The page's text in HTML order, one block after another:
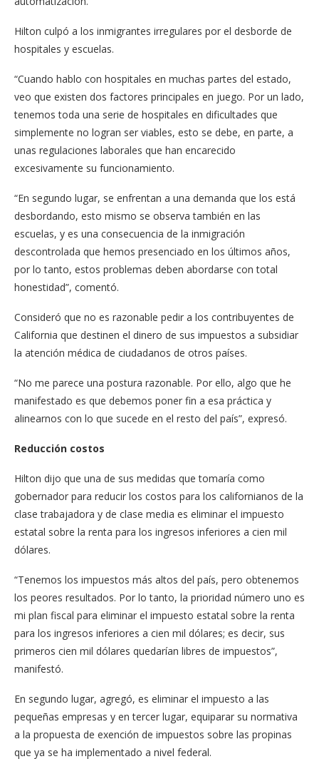
Hilton culpó a los inmigrantes irregulares por el desborde de
hospitales y escuelas.
“Cuando hablo con hospitales en muchas partes del estado,
veo que existen dos factores principales en juego. Por un lado,
tenemos toda una serie de hospitales en dificultades que
simplemente no logran ser viables, esto se debe, en parte, a
unas regulaciones laborales que han encarecido
excesivamente su funcionamiento.
“En segundo lugar, se enfrentan a una demanda que los está
desbordando, esto mismo se observa también en las
escuelas, y es una consecuencia de la inmigración
descontrolada que hemos presenciado en los últimos años,
por lo tanto, estos problemas deben abordarse con total
honestidad”, comentó.
Consideró​ que no es razonable pedir a los contribuyentes de
California que destinen el dinero de sus impuestos a subsidiar
la atención médica de ciudadanos de otros países.
“No me parece una postura razonable. Por ello, algo que he
manifestado es que debemos poner fin a esa práctica y
alinearnos con lo que sucede en el resto del país”, expresó.
Reducción costos
Hilton dijo que una de sus medidas que tomaría como
gobernador para reducir los costos para los californianos de la
clase trabajadora y de clase media es eliminar el impuesto
estatal sobre la renta para los ingresos inferiores a cien mil
dólares.
“Tenemos los impuestos más altos del país, pero obtenemos
los peores resultados. Por lo tanto, la prioridad número uno es
mi plan fiscal para eliminar el impuesto estatal sobre la renta
para los ingresos inferiores a cien mil dólares; es decir, sus
primeros cien mil dólares quedarían libres de impuestos”,
manifestó.
En segundo lugar, agregó, es eliminar el impuesto a las
pequeñas empresas y en tercer lugar, equiparar su normativa
a la propuesta de exención de impuestos sobre las propinas
que ya se ha implementado a nivel federal.